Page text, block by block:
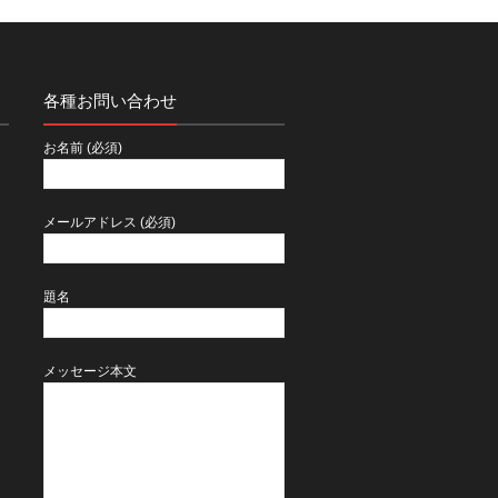
各種お問い合わせ
お名前 (必須)
メールアドレス (必須)
題名
メッセージ本文